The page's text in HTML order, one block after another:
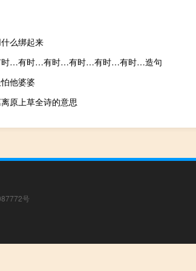
么绑起来
…有时…有时…有时…有时…有时…造句
他婆婆
原上草全诗的意思
号